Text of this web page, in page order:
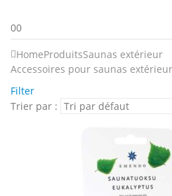
00
HomeProduitsSaunas extérieur
Accessoires pour saunas extérieur
Filter
Trier par :